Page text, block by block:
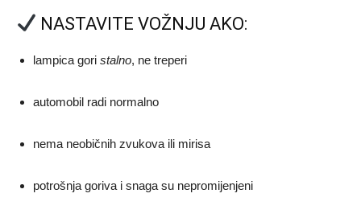
NASTAVITE VOŽNJU AKO:
lampica gori stalno, ne treperi
automobil radi normalno
nema neobičnih zvukova ili mirisa
potrošnja goriva i snaga su nepromijenjeni